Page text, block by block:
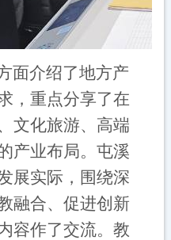
面介绍了地方产
，重点分享了在
文化旅游、高端
产业布局。屯溪
展实际，围绕深
融合、促进创新
容作了交流。教